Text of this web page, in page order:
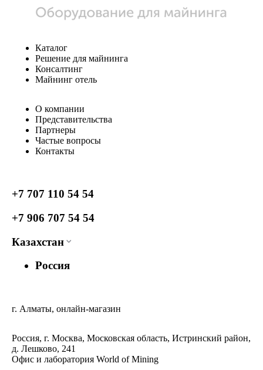
Каталог
Решение для майнинга
Консалтинг
Майнинг отель
О компании
Представительства
Партнеры
Частые вопросы
Контакты
+7 707 110 54 54
+7 906 707 54 54
Казахстан
Россия
г. Алматы, онлайн-магазин
Россия, г. Москва, Московская область, Истринский район,
д. Лешково, 241
Офис и лаборатория World of Mining